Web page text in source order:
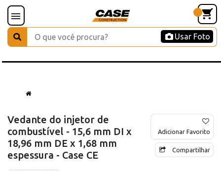
Usar Foto
Vedante do injetor de
combustível - 15,6 mm DI x
18,96 mm DE x 1,68 mm
espessura - Case CE
Adicionar Favorito
Compartilhar